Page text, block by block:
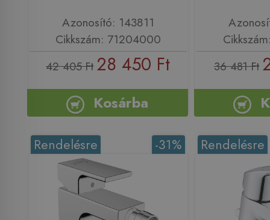
Azonosító: 143811
Cikkszám: 71204000
42 405 Ft 28 450 Ft
Kosárba
36 481 Ft
-31%
Rendelésre Rendelésre